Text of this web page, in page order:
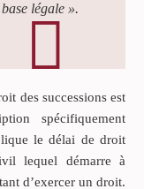
légale ».
des successions est
spécifiquement
le délai de droit
lequel démarre à
d’exercer un droit.